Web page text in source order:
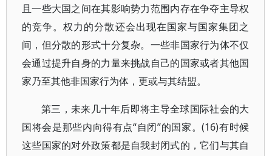
且一些大国之间在其影响势力范围内存在争夺主导权
的竞争。权力的分散还会出现在国家与国家集团之
间，但分散的形式十分复杂。一些非国家行为体不仅
会通过提升自身的力量来挑战自己的国家或者其他国
家乃至其他非国家行为体，更或与其结盟。
第三，未来几十年后即将主导全球国际社会的大
国将会是那些内向得有点“自闭”的国家。(16)有时候
这些国家的对外政策都是自我封闭式的，它们与其自